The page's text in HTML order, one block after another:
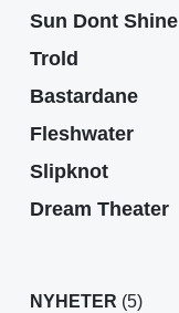
Sun Dont Shine
Trold
Bastardane
Fleshwater
Slipknot
Dream Theater
NYHETER (5)